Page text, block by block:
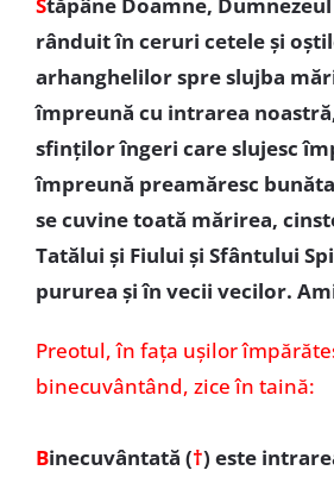
rânduit în ceruri cetele şi
arhanghelilor spre slujba
împreună cu intrarea
sfinţilor îngeri care slujesc
împreună preamăresc
se cuvine toată mărirea,
Tatălui şi Fiului şi Sfântului
pururea şi în vecii vecilor.
Preotul, în fața ușilor
binecuvântând, zice în taină:
Binecuvântată (†) este